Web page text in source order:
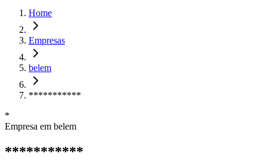
Home
Empresas
belem
***********
*
Empresa em belem
***********